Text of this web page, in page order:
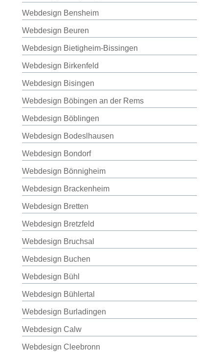
Webdesign Bensheim
Webdesign Beuren
Webdesign Bietigheim-Bissingen
Webdesign Birkenfeld
Webdesign Bisingen
Webdesign Böbingen an der Rems
Webdesign Böblingen
Webdesign Bodeslhausen
Webdesign Bondorf
Webdesign Bönnigheim
Webdesign Brackenheim
Webdesign Bretten
Webdesign Bretzfeld
Webdesign Bruchsal
Webdesign Buchen
Webdesign Bühl
Webdesign Bühlertal
Webdesign Burladingen
Webdesign Calw
Webdesign Cleebronn